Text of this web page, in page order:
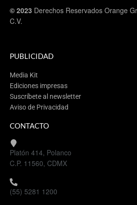
© 2023 Derechos Reservados Orange
C.V.
PUBLICIDAD
Media Kit
Ediciones impresas
Suscríbete al newsletter
Aviso de Privacidad
CONTACTO
Platón 414, Polanco
C.P. 11560, CDMX
(55) 5281 1200